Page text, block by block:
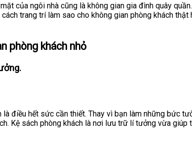
của ngôi nhà cũng là không gian gia đình quây
trang trí làm sao cho không gian phòng khách
phòng khách nhỏ
điều hết sức cần thiết. Thay vì bạn làm những bức
Kệ sách phòng khách là nơi lưu trữ lí tưởng vừa